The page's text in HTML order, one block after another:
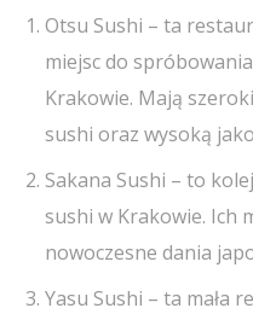
Otsu Sushi – ta
miejsc do
Krakowie. Mają
sushi oraz wysoką
Sakana Sushi – to
sushi w Krakowie. Ich
nowoczesne dania
Yasu Sushi – ta mała